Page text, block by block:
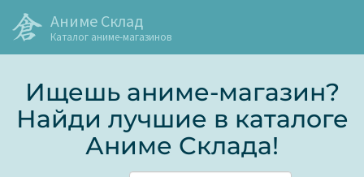
Аниме Склад
Каталог аниме-магазинов
Ищешь аниме-магазин?
Найди лучшие в каталоге
Аниме Склада!